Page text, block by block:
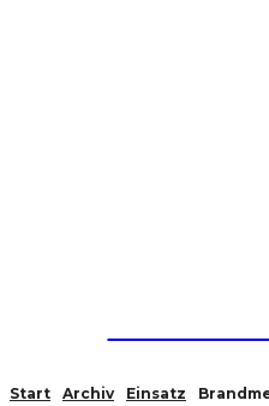
Start Archiv Einsatz